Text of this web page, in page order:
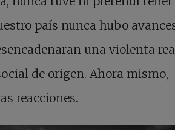
país nunca hubo
una violenta
de origen. Ahora mismo,
reacciones.